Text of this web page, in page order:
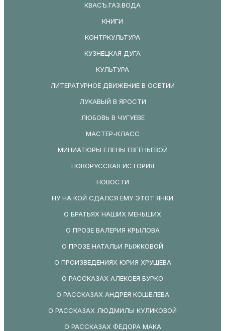
КВАСЪ.ГАЗ.ВОДА
КНИГИ
КОНТРКУЛЬТУРА
КУЗНЕЦКАЯ ДУГА
КУЛЬТУРА
ЛИТЕРАТУРНОЕ ДВИЖЕНИЕ В ОСЕТИИ
ЛУКАВЫЙ В ЯРОСТИ
ЛЮБОВЬ В ЧУГУЕВЕ
МАСТЕР-КЛАСС
МИНИАТЮРЫ ЕЛЕНЫ ЕВГЕНЬЕВОЙ
НОВОРУССКАЯ ИСТОРИЯ
НОВОСТИ
НУ НА КОЙ СДАЛСЯ ЕМУ ЭТОТ ЯНКИ
О БРАТЬЯХ НАШИХ МЕНЬШИХ
О ПРОЗЕ ВАЛЕРИЯ КРЫЛОВА
О ПРОЗЕ НАТАЛЬИ РЫЖКОВОЙ
О ПРОИЗВЕДЕНИЯХ ЮРИЯ ХРУЩЕВА
О РАССКАЗАХ АЛЕКСЕЯ БУРКО
О РАССКАЗАХ АНДРЕЯ КОШЕЛЕВА
О РАССКАЗАХ ЛЮДМИЛЫ КУЛИКОВОЙ
О РАССКАЗАХ ФЕДОРА МАКА